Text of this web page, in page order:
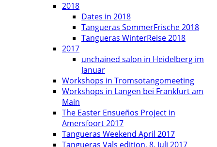
2018
Dates in 2018
Tangueras SommerFrische 2018
Tangueras WinterReise 2018
2017
unchained salon in Heidelberg im
Januar
Workshops in Tromsotangomeeting
Workshops in Langen bei Frankfurt am
Main
The Easter Ensueños Project in
Amersfoort 2017
Tangueras Weekend April 2017
Tangueras Vals edition, 8. Juli 2017